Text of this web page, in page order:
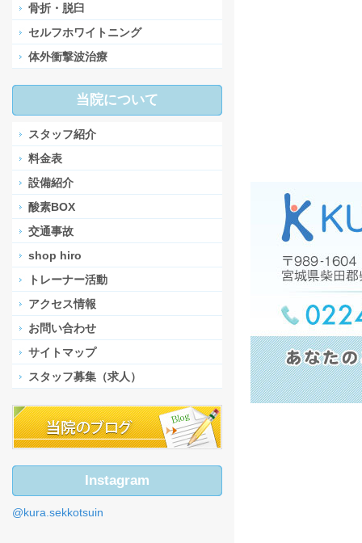
骨折・脱臼
セルフホワイトニング
体外衝撃波治療
当院について
スタッフ紹介
料金表
設備紹介
酸素BOX
交通事故
shop hiro
トレーナー活動
アクセス情報
お問い合わせ
サイトマップ
スタッフ募集（求人）
Instagram
@kura.sekkotsuin